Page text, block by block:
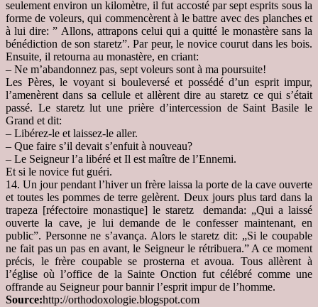
seulement environ un kilomètre, il fut accosté par sept esprits sous la
forme de voleurs, qui commencèrent à le battre avec des planches et
à lui dire: ” Allons, attrapons celui qui a quitté le monastère sans la
bénédiction de son staretz”.Par peur, le novice courut dans les bois.
Ensuite, il retourna au monastère, en criant:
– Ne m’abandonnez pas, sept voleurs sont à ma poursuite!
Les Pères, le voyant si bouleversé et possédé d’un esprit impur,
l’amenèrent dans sa cellule et allèrent dire au staretz ce qui s’était
passé. Le staretz lut une prière d’intercession de Saint Basile le
Grand et dit:
– Libérez-le et laissez-le aller.
– Que faire s’il devait s’enfuit à nouveau?
– Le Seigneur l’a libéré et Il est maître de l’Ennemi.
Et si le novice fut guéri.
14. Un jour pendant l’hiver un frère laissa la porte de la cave ouverte
et toutes les pommes de terre gelèrent. Deux jours plus tard dans la
trapeza [réfectoire monastique] le staretz demanda: „Qui a laissé
ouverte la cave, je lui demande de le confesser maintenant, en
public”. Personne ne s’avança. Alors le staretz dit: „Si le coupable
ne fait pas un pas en avant, le Seigneur le rétribuera.” A ce moment
précis, le frère coupable se prosterna et avoua. Tous allèrent à
l’église où l’office de la Sainte Onction fut célébré comme une
offrande au Seigneur pour bannir l’esprit impur de l’homme.
Source:http://orthodoxologie.blogspot.com